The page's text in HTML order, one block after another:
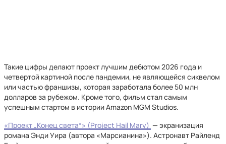
Такие цифры делают проект лучшим дебютом 2026 года и
четвертой картиной после пандемии, не являющейся сиквелом
или частью франшизы, которая заработала более 50 млн
долларов за рубежом. Кроме того, фильм стал самым
успешным стартом в истории Amazon MGM Studios.
«Проект „Конец света“» (Project Hail Mary) — экранизация
романа Энди Уира (автора «Марсианина»). Астронавт Райленд